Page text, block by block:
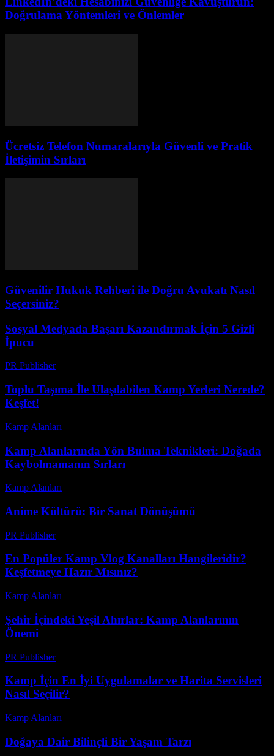
Doğrulama Yöntemleri ve Önlemler
Ücretsiz Telefon Numaralarıyla Güvenli ve Pratik
İletişimin Sırları
Güvenilir Hukuk Rehberi ile Doğru Avukatı Nasıl
Seçersiniz?
Sosyal Medyada Başarı Kazandırmak İçin 5 Gizli
İpucu
PR Publisher-
Toplu Taşıma İle Ulaşılabilen Kamp Yerleri Nerede?
Keşfet!
Kamp Alanları
Kamp Alanlarında Yön Bulma Teknikleri: Doğada
Kaybolmamanın Sırları
Kamp Alanları
Anime Kültürü: Bir Sanat Dönüşümü
PR Publisher-
En Popüler Kamp Vlog Kanalları Hangileridir?
Keşfetmeye Hazır Mısınız?
Kamp Alanları
Şehir İçindeki Yeşil Ahırlar: Kamp Alanlarının
Önemi
PR Publisher-
Kamp İçin En İyi Uygulamalar ve Harita Servisleri
Nasıl Seçilir?
Kamp Alanları
Doğaya Dair Bilinçli Bir Yaşam Tarzı